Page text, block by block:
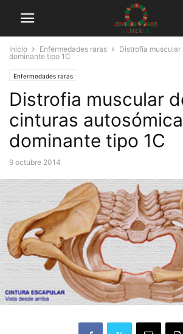
Inicio Enfermedades raras
Distrofia
dominante tipo 1C
Enfermedades raras
Distrofia muscular
cinturas autosómica
dominante tipo 1C
9 octubre 2014